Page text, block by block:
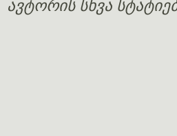
ავტორის სხვა